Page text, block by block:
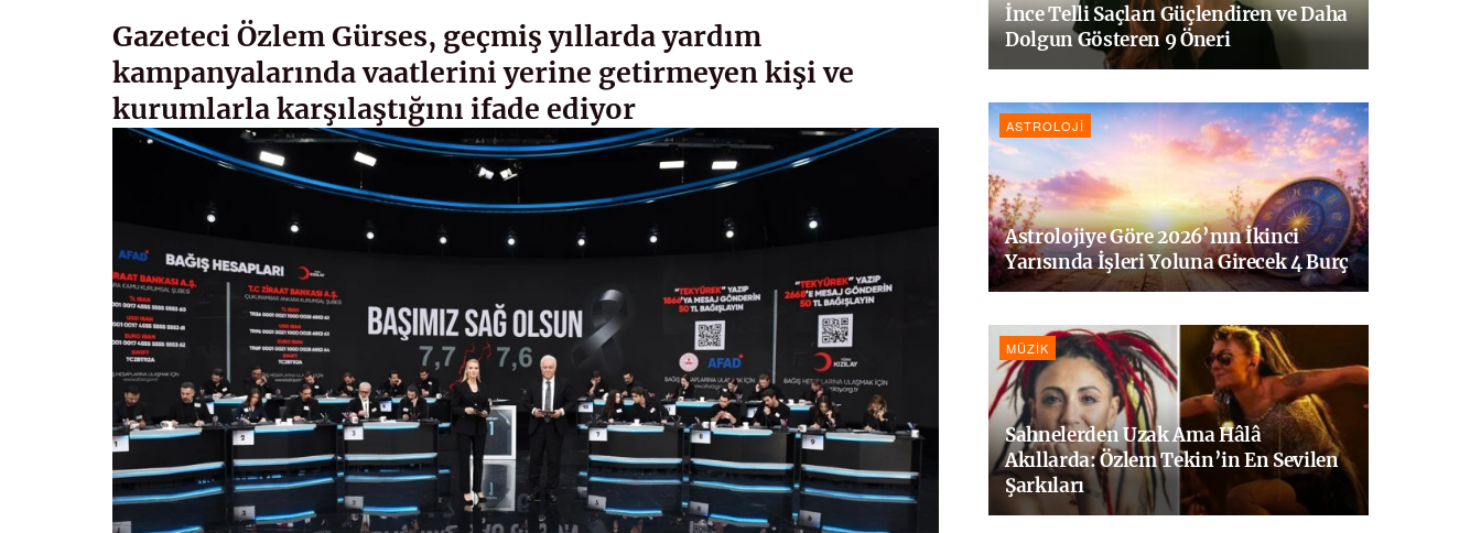
Gazeteci Özlem Gürses, geçmiş yıllarda yardım
kampanyalarında vaatlerini yerine getirmeyen kişi ve
kurumlarla karşılaştığını ifade ediyor
İnce Telli Saçları Güçlendiren ve Daha
Dolgun Gösteren 9 Öneri
ASTROLOJI
Astrolojiye Göre 2026’nın İkinci
Yarısında İşleri Yoluna Girecek 4 Burç
MÜZIK
Sahnelerden Uzak Ama Hâlâ
Akıllarda: Özlem Tekin’in En Sevilen
Şarkıları